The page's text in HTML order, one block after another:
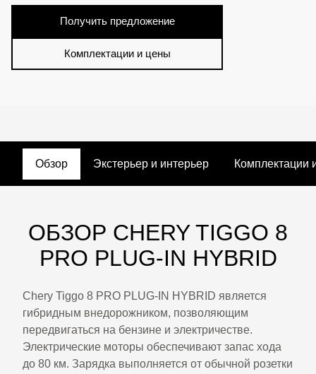
Получить предложение
Комплектации и цены
Обзор Экстерьер и интерьер Комплектации
ОБЗОР CHERY TIGGO 8
PRO PLUG-IN HYBRID
Chery Tiggo 8 PRO PLUG-IN HYBRID является
гибридным внедорожником, позволяющим
передвигаться на бензине и электричестве.
Электрические моторы обеспечивают запас хода
до 80 км. Зарядка выполняется от обычной розетки